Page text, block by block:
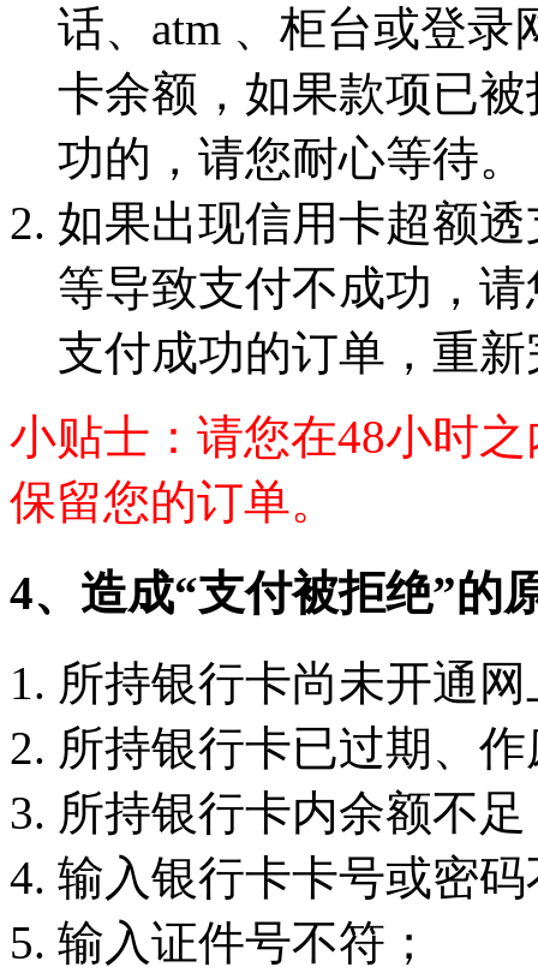
话、atm 、柜台或登
卡余额，如果款项已
功的，请您耐心等待。
如果出现信用卡超额
等导致支付不成功，
支付成功的订单，重
小贴士：请您在48小时
保留您的订单。
4、造成“支付被拒绝”的
所持银行卡尚未开通
所持银行卡已过期、
所持银行卡内余额不足
输入银行卡卡号或密
输入证件号不符；